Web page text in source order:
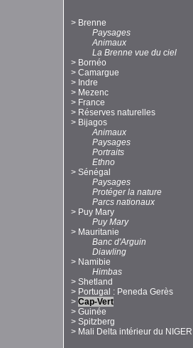
> Brenne
Paysages
Animaux
La Brenne vue du ciel
> Bornéo
> Camargue
> Indre
> Mezenc
> France
> Réserves naturelles
> Bijagos
Animaux
Paysages
Portraits
Ethno
> Sénégal
Paysages
Protéger la nature
Parcs nationaux
> Puy Mary
Puy Mary
> Mauritanie
Banc d'Arguin
Diawling
> Namibie
Himbas
> Shetland
> Portugal : Peneda Gerès
> Cap-Vert
> Guinée
> Spitzberg
> Mali Delta intérieur du NIGER